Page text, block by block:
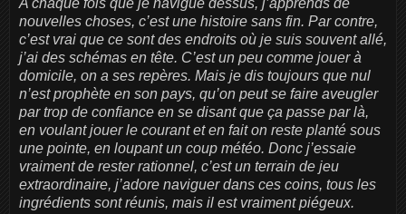
A chaque fois que je navigue dessus, j’apprends de
nouvelles choses, c’est une histoire sans fin. Par contre,
c’est vrai que ce sont des endroits où je suis souvent allé,
j’ai des schémas en tête. C’est un peu comme jouer à
domicile, on a ses repères. Mais je dis toujours que nul
n’est prophète en son pays, qu’on peut se faire aveugler
par trop de confiance en se disant que ça passe par là,
en voulant jouer le courant et en fait on reste planté sous
une pointe, en loupant un coup météo. Donc j’essaie
vraiment de rester rationnel, c’est un terrain de jeu
extraordinaire, j’adore naviguer dans ces coins, tous les
ingrédients sont réunis, mais il est vraiment piégeux.